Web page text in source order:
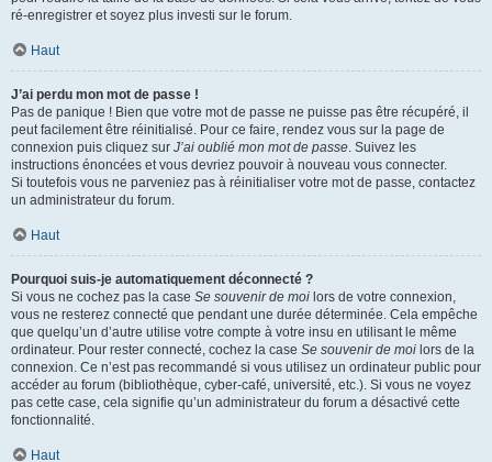
ré-enregistrer et soyez plus investi sur le forum.
Haut
J’ai perdu mon mot de passe !
Pas de panique ! Bien que votre mot de passe ne puisse pas être récupéré, il
peut facilement être réinitialisé. Pour ce faire, rendez vous sur la page de
connexion puis cliquez sur J’ai oublié mon mot de passe. Suivez les
instructions énoncées et vous devriez pouvoir à nouveau vous connecter.
Si toutefois vous ne parveniez pas à réinitialiser votre mot de passe, contactez
un administrateur du forum.
Haut
Pourquoi suis-je automatiquement déconnecté ?
Si vous ne cochez pas la case Se souvenir de moi lors de votre connexion,
vous ne resterez connecté que pendant une durée déterminée. Cela empêche
que quelqu’un d’autre utilise votre compte à votre insu en utilisant le même
ordinateur. Pour rester connecté, cochez la case Se souvenir de moi lors de la
connexion. Ce n’est pas recommandé si vous utilisez un ordinateur public pour
accéder au forum (bibliothèque, cyber-café, université, etc.). Si vous ne voyez
pas cette case, cela signifie qu’un administrateur du forum a désactivé cette
fonctionnalité.
Haut